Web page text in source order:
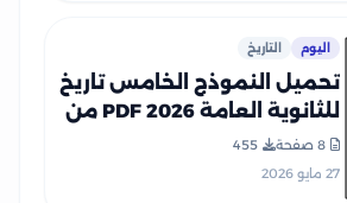
اليوم التاريخ
تحميل النموذج الخامس تاريخ
للثانوية العامة 2026 PDF من
نماذج الوزارة
8 صفحة
455
27 مايو 2026